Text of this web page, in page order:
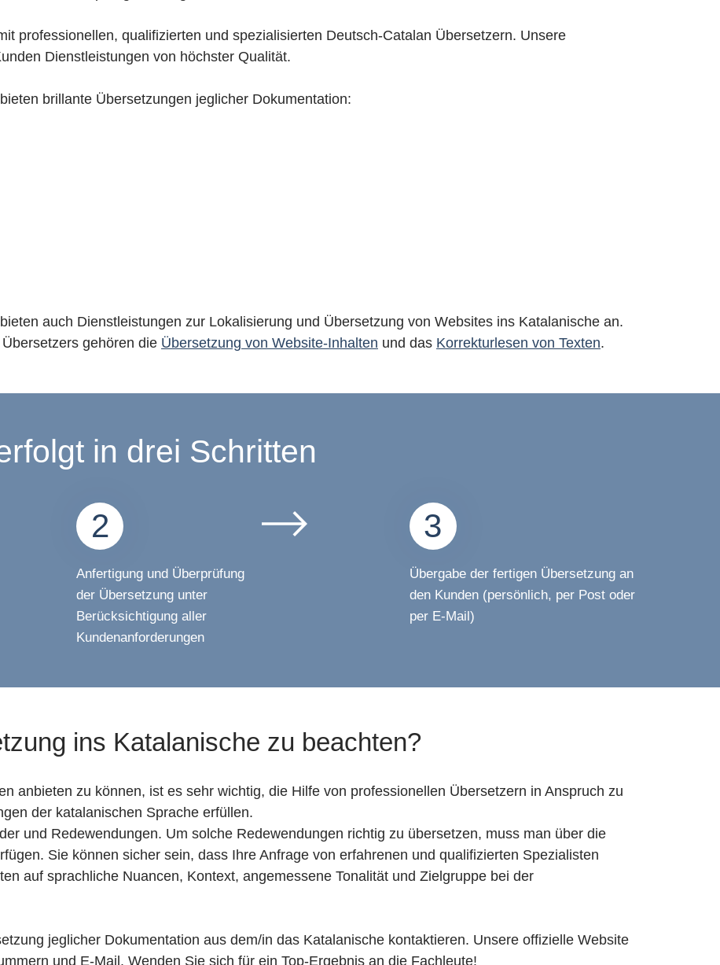
professionellen, qualifizierten und spezialisierten Deutsch-Catalan Übersetzern. Unsere
Dienstleistungen von höchster Qualität.
brillante Übersetzungen jeglicher Dokumentation:
auch Dienstleistungen zur Lokalisierung und Übersetzung von Websites ins Katalanische an.
gehören die Übersetzung von Website-Inhalten und das Korrekturlesen von Texten.
in drei Schritten
2
Anfertigung und Überprüfung
der Übersetzung unter
Berücksichtigung aller
Kundenanforderungen
3
Übergabe der fertigen Übersetzung an
den Kunden (persönlich, per Post oder
per E-Mail)
ins Katalanische zu beachten?
anbieten zu können, ist es sehr wichtig, die Hilfe von professionellen Übersetzern in Anspruch zu
der katalanischen Sprache erfüllen.
und Redewendungen. Um solche Redewendungen richtig zu übersetzen, muss man über die
Sie können sicher sein, dass Ihre Anfrage von erfahrenen und qualifizierten Spezialisten
auf sprachliche Nuancen, Kontext, angemessene Tonalität und Zielgruppe bei der
jeglicher Dokumentation aus dem/in das Katalanische kontaktieren. Unsere offizielle Website
und E-Mail. Wenden Sie sich für ein Top-Ergebnis an die Fachleute!